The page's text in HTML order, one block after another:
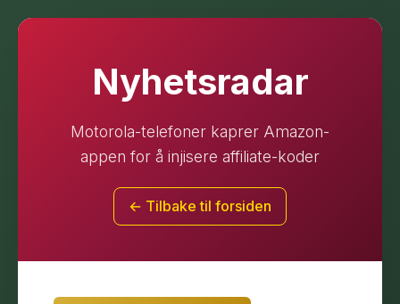
Nyhetsradar
Motorola-telefoner kaprer Amazon-
appen for å injisere affiliate-koder
← Tilbake til forsiden